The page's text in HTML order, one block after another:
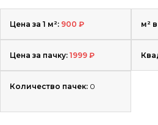
Цена за 1 м²: 900 ₽ м²
Цена за пачку: 1999 ₽
Количество пачек: 0